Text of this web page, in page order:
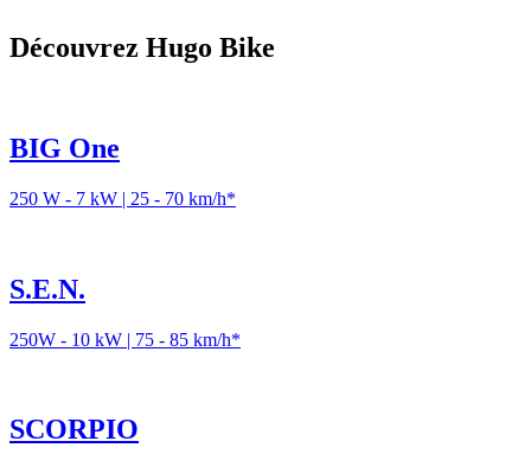
Découvrez Hugo Bike
BIG One
250 W - 7 kW | 25 - 70 km/h*
S.E.N.
250W - 10 kW | 75 - 85 km/h*
SCORPIO